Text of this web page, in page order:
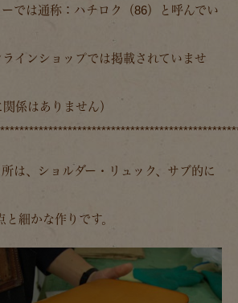
では通称：ハチロク（86）と呼んでい
インショップでは掲載されていませ
係はありません）
は、ショルダー・リュック、サブ的に
細かな作りです。